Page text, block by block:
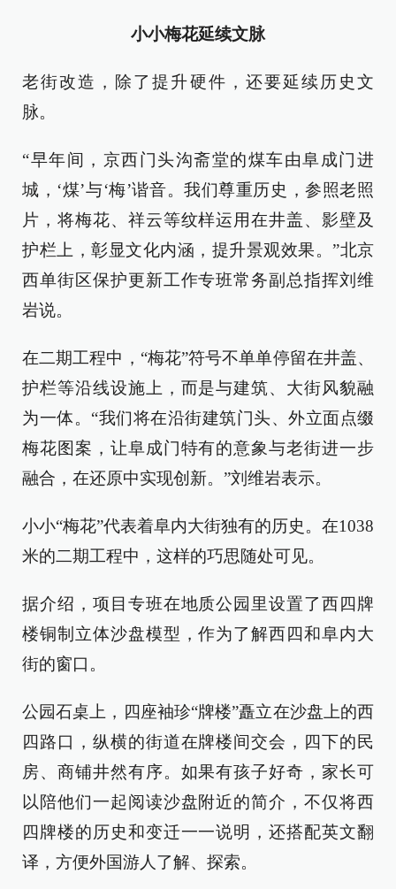
小小梅花延续文脉
老街改造，除了提升硬件，还要延续历史文
脉。
“早年间，京西门头沟斋堂的煤车由阜成门进
城，‘煤’与‘梅’谐音。我们尊重历史，参照老照
片，将梅花、祥云等纹样运用在井盖、影壁及
护栏上，彰显文化内涵，提升景观效果。”北京
西单街区保护更新工作专班常务副总指挥刘维
岩说。
在二期工程中，“梅花”符号不单单停留在井盖、
护栏等沿线设施上，而是与建筑、大街风貌融
为一体。“我们将在沿街建筑门头、外立面点缀
梅花图案，让阜成门特有的意象与老街进一步
融合，在还原中实现创新。”刘维岩表示。
小小“梅花”代表着阜内大街独有的历史。在1038
米的二期工程中，这样的巧思随处可见。
据介绍，项目专班在地质公园里设置了西四牌
楼铜制立体沙盘模型，作为了解西四和阜内大
街的窗口。
公园石桌上，四座袖珍“牌楼”矗立在沙盘上的西
四路口，纵横的街道在牌楼间交会，四下的民
房、商铺井然有序。如果有孩子好奇，家长可
以陪他们一起阅读沙盘附近的简介，不仅将西
四牌楼的历史和变迁一一说明，还搭配英文翻
译，方便外国游人了解、探索。